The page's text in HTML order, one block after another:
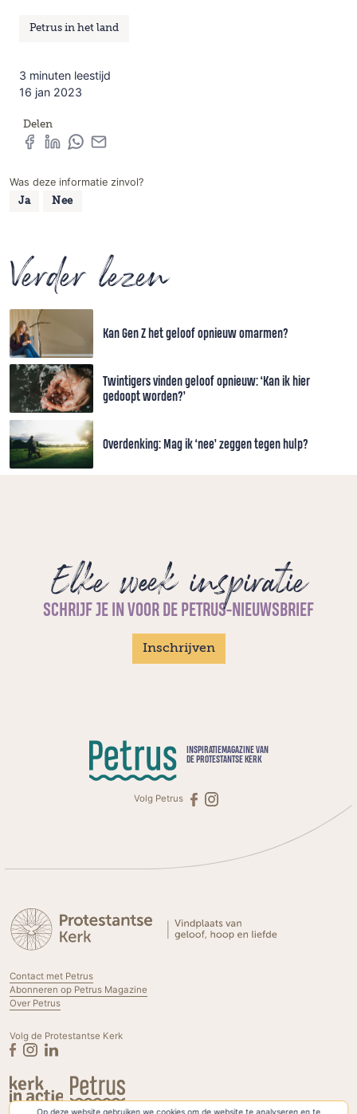
Op deze website gebruiken we cookies om de website te analyseren en te
Petrus in het land
3 minuten leestijd
16 jan 2023
Delen
Was deze informatie zinvol?
Ja Nee
Verder lezen
Kan Gen Z het geloof opnieuw omarmen?
Twintigers vinden geloof opnieuw: ‘Kan ik hier
gedoopt worden?’
Overdenking: Mag ik ‘nee’ zeggen tegen hulp?
Elke week inspiratie
SCHRIJF JE IN VOOR DE PETRUS-NIEUWSBRIEF
Inschrijven
INSPIRATIEMAGAZINE VAN
DE PROTESTANTSE KERK
Volg Petrus
Contact met Petrus
Abonneren op Petrus Magazine
Over Petrus
Volg de Protestantse Kerk